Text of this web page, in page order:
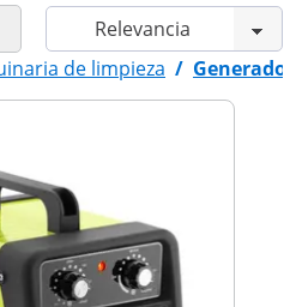
de limpieza /